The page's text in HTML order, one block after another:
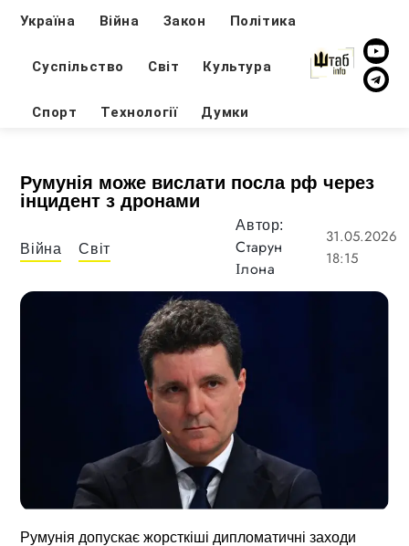
Україна Війна Закон Політика
Суспільство Світ Культура
Спорт Технології Думки
Румунія може вислати посла рф через
інцидент з дронами
Війна Світ
Автор:
Старун
Ілона
31.05.2026
18:15
Румунія допускає жорсткіші дипломатичні заходи